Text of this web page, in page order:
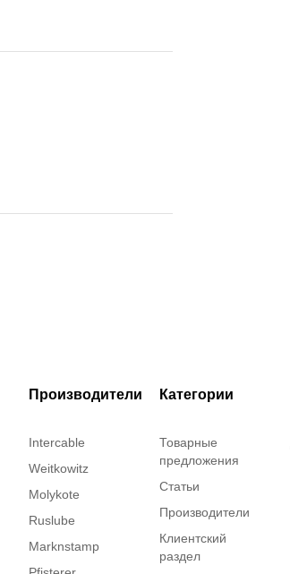
Производители
Intercable
Weitkowitz
Molykote
Ruslube
Marknstamp
Категории
Товарные
предложения
Статьи
Производители
Клиентский
раздел